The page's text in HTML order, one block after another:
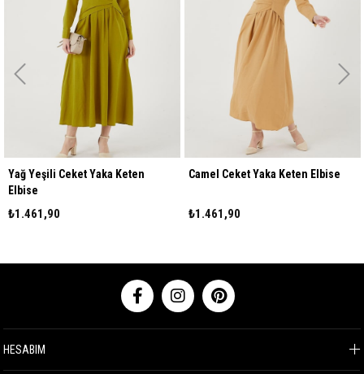
Yağ Yeşili Ceket Yaka Keten
Elbise
₺1.461,90
Camel Ceket Yaka Keten Elbise
₺1.461,90
HESABIM